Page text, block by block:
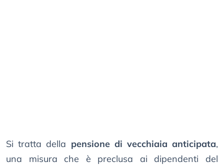
Si tratta della pensione di vecchiaia anticipata,
una misura che è preclusa ai dipendenti del